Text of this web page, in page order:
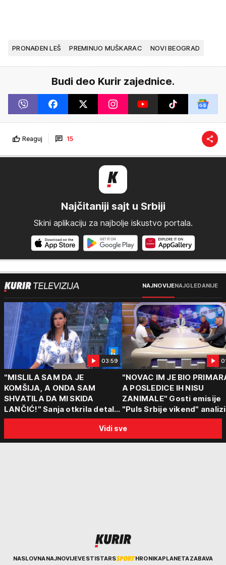
PRONAĐEN LEŠ PREMINUO MUŠKARAC NOVI BEOGRAD
Budi deo Kurir zajednice.
Reaguj 15
Najčitaniji sajt u Srbiji
Skini aplikaciju za najbolje iskustvo portala.
NAJNOVIJENAJGLEDANIJE
03:59
"MISLILA SAM DA JE
KOMŠIJA, A ONDA SAM
SHVATILA DA MI SKIDA
LANČIĆ!" Sanja otkrila detalje
napada u Novom Sadu
"NOVAC IM JE BIO
A POSLEDICE IH NISU
ZANIMALE" Gosti emisije
"Puls Srbije vikend"
slučajeve koji su potresli
Srbiju: Zločin se ne isplati
Vidi sve
KurirNASLOVNANAJNOVIJEVESTISTARS HRONIKAPLANETAZABAVA